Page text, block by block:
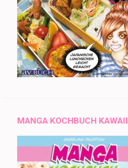
MANGA KOCHBUCH KAWAII